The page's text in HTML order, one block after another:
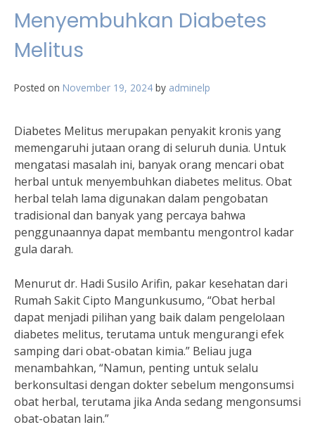
Menyembuhkan Diabetes
Melitus
Posted on November 19, 2024 by adminelp
Diabetes Melitus merupakan penyakit kronis yang
memengaruhi jutaan orang di seluruh dunia. Untuk
mengatasi masalah ini, banyak orang mencari obat
herbal untuk menyembuhkan diabetes melitus. Obat
herbal telah lama digunakan dalam pengobatan
tradisional dan banyak yang percaya bahwa
penggunaannya dapat membantu mengontrol kadar
gula darah.
Menurut dr. Hadi Susilo Arifin, pakar kesehatan dari
Rumah Sakit Cipto Mangunkusumo, “Obat herbal
dapat menjadi pilihan yang baik dalam pengelolaan
diabetes melitus, terutama untuk mengurangi efek
samping dari obat-obatan kimia.” Beliau juga
menambahkan, “Namun, penting untuk selalu
berkonsultasi dengan dokter sebelum mengonsumsi
obat herbal, terutama jika Anda sedang mengonsumsi
obat-obatan lain.”